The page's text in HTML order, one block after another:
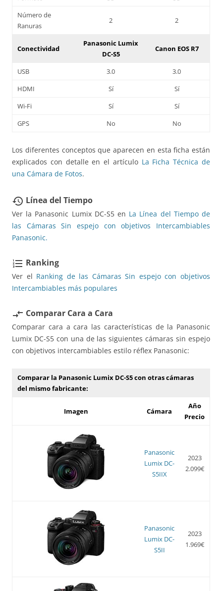
Número de
Ranuras
2 2
Conectividad
Panasonic Lumix
DC-S5
Canon EOS R7
USB 3.0
3.0
HDMI
Sí
Sí
Wi-Fi
Sí
Sí
GPS
No No
Los diferentes conceptos que aparecen en esta ficha están
explicados con detalle en el artículo La Ficha Técnica de
una Cámara de Fotos.
restore Línea del Tiempo
Ver la Panasonic Lumix DC-S5 en La Línea del Tiempo de
las Cámaras Sin espejo con objetivos Intercambiables
Panasonic.
format_list_numbered Ranking
Ver el Ranking de las Cámaras Sin espejo con objetivos
Intercambiables más populares
compare_arrows Comparar Cara a Cara
Comparar cara a cara las características de la Panasonic
Lumix DC-S5 con una de las siguientes cámaras sin espejo
con objetivos intercambiables estilo réflex Panasonic:
Comparar la Panasonic Lumix DC-S5 con otras cámaras
del mismo fabricante:
Imagen Cámara
Año
Precio
Panasonic
Lumix DC-
S5IIX
2023
2.099€
Panasonic
Lumix DC-
S5II
2023
1.969€